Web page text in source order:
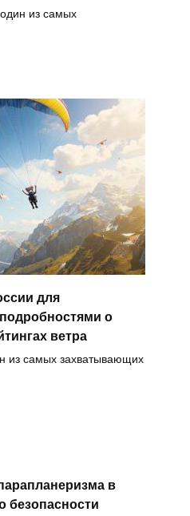
из самых
для
о
ветра
из самых захватывающих
в
безопасности